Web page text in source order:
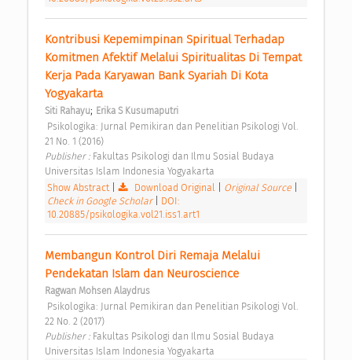
Kontribusi Kepemimpinan Spiritual Terhadap
Komitmen Afektif Melalui Spiritualitas Di Tempat
Kerja Pada Karyawan Bank Syariah Di Kota
Yogyakarta
Siti Rahayu; Erika S Kusumaputri
21 No. 1 (2016)
Publisher : Fakultas Psikologi dan Ilmu Sosial Budaya
Universitas Islam Indonesia Yogyakarta
Show Abstract
Download Original Original Source
Check in Google Scholar
DOI:
10.20885/psikologika.vol21.iss1.art1
Membangun Kontrol Diri Remaja Melalui
Pendekatan Islam dan Neuroscience
Ragwan Mohsen Alaydrus
22 No. 2 (2017)
Publisher : Fakultas Psikologi dan Ilmu Sosial Budaya
Universitas Islam Indonesia Yogyakarta